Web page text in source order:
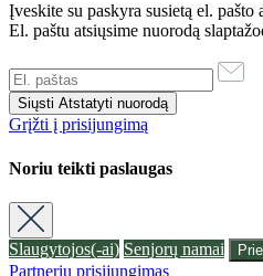
Įveskite su paskyra susietą el. pašto
El. paštu atsiųsime nuorodą
Grįžti į prisijungimą
Noriu teikti paslaugas
Slaugytojos(-ai) Senjorų namai
Partnerių prisijungimas